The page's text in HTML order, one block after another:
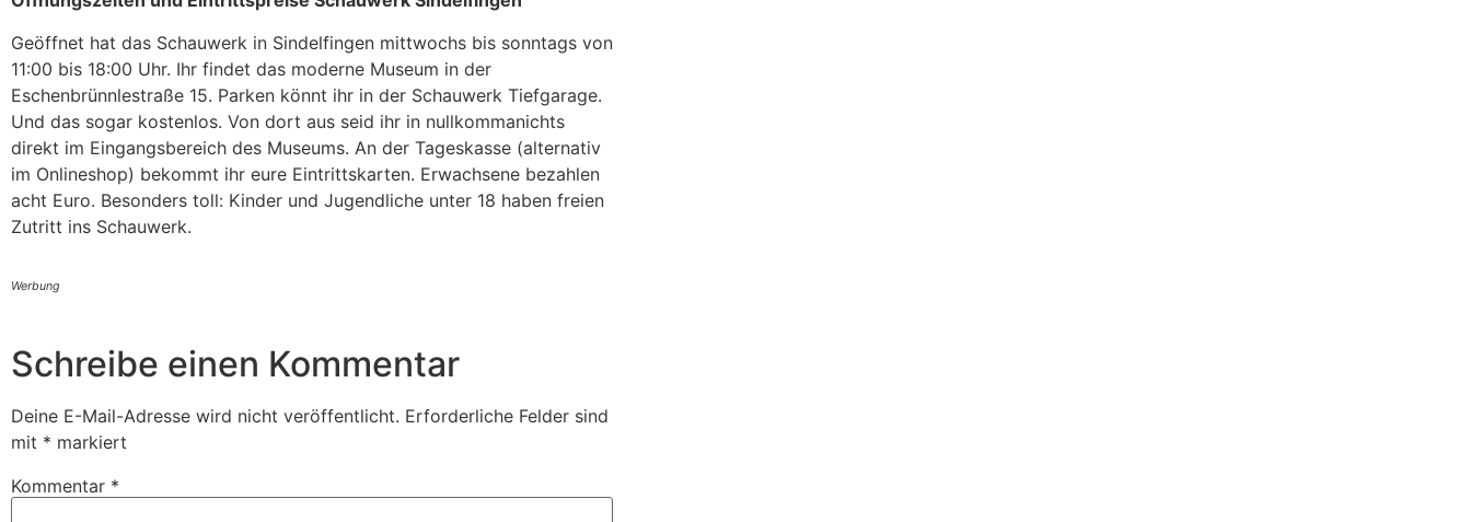
Geöffnet hat das Schauwerk in Sindelfingen mittwochs bis sonntags von
11:00 bis 18:00 Uhr. Ihr findet das moderne Museum in der
Eschenbrünnlestraße 15. Parken könnt ihr in der Schauwerk Tiefgarage.
Und das sogar kostenlos. Von dort aus seid ihr in nullkommanichts
direkt im Eingangsbereich des Museums. An der Tageskasse (alternativ
im Onlineshop) bekommt ihr eure Eintrittskarten. Erwachsene bezahlen
acht Euro. Besonders toll: Kinder und Jugendliche unter 18 haben freien
Zutritt ins Schauwerk.
Werbung
Schreibe einen Kommentar
Deine E-Mail-Adresse wird nicht veröffentlicht. Erforderliche Felder sind
mit * markiert
Kommentar *